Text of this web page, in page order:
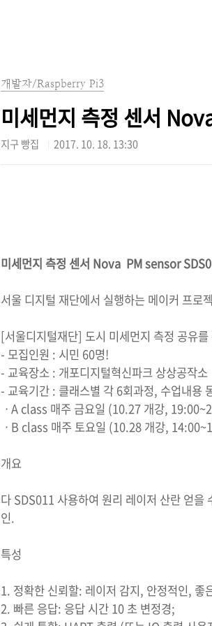
개발자/Raspberry Pi3
미세먼지 측정 센서
지구 빵집 2017. 10. 18. 13:30
미세먼지 측정 센서 Nova PM sensor
서울 디지털 재단에서 실행하는 메이커 프로
[서울디지털재단] 도시 미세먼지 측정 공유를
- 모집인원 : 시민 60명!
- 교육장소 : 개포디지털혁신파크 상상공작소
- 교육기간 : 클래스별 각 6회과정, 수업내용
ㆍA class 매주 금요일 (10.27 개강,
ㆍB class 매주 토요일 (10.28 개강,
개요
다 SDS011 사용하여 원리 레이저 산란 얻
인.
특성
1. 정확한 신뢰할: 레이저 감지, 안정적인, 좋
2. 빠른 응답: 응답 시간 10 초 변정경;